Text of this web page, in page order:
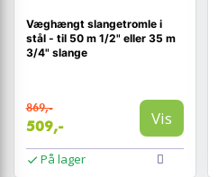
Væghængt slangetromle i
stål - til 50 m 1/2" eller 35 m
3/4" slange
869,-
509,- Vis
På lager